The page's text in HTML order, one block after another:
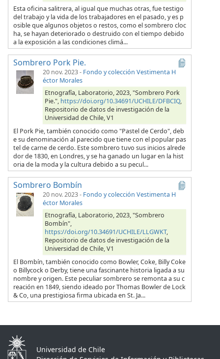
Esta oficina salitrera, al igual que muchas otras, fue testigo
del trabajo y la vida de los trabajadores en el pasado, y es p
osible que algunos objetos o restos, como el sombrero cloc
ha, se hayan deteriorado o destruido con el tiempo debido
a la exposición a las condiciones climá...
Sombrero Pork Pie.
20 nov. 2023- Fondo y colección Vestimenta H
éctor Morales
Etnografía, Laboratorio, 2023, "Sombrero Pork
Pie.", https://doi.org/10.34691/UCHILE/DFBCIQ,
Repositorio de datos de investigación de la
Universidad de Chile, V1
El Pork Pie, también conocido como "Pastel de Cerdo", deb
e su denominación al parecido que tiene con el popular pas
tel de carne de cerdo. Este sombrero tuvo sus inicios alrede
dor de 1830, en Londres, y se ha ganado un lugar en la hist
oria de la moda y la cultura debido a su pecul...
Sombrero Bombín
20 nov. 2023- Fondo y colección Vestimenta H
éctor Morales
Etnografía, Laboratorio, 2023, "Sombrero
Bombín",
https://doi.org/10.34691/UCHILE/LLGWKT,
Repositorio de datos de investigación de la
Universidad de Chile, V1
El Bombín, también conocido como Bowler, Coke, Billy Coke
o Billycock o Derby, tiene una fascinante historia ligada a su
nombre y origen. Este peculiar sombrero se remonta a su c
reación en 1849, siendo ideado por Thomas Bowler de Lock
& Co, una prestigiosa firma ubicada en St. Ja...
Universidad de Chile